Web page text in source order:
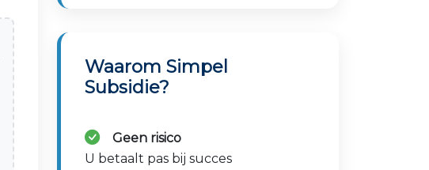
Waarom Simpel
Subsidie?
Geen risico
U betaalt pas bij succes